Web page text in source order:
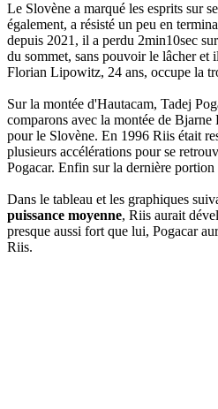
Le Slovène a marqué les esprits sur
également, a résisté un peu en
depuis 2021, il a perdu 2min10sec
du sommet, sans pouvoir le lâcher et
Florian Lipowitz, 24 ans, occupe la
Sur la montée d'Hautacam, Tadej
comparons avec la montée de
pour le Slovène. En 1996 Riis était
plusieurs accélérations pour se
Pogacar. Enfin sur la dernière
Dans le tableau et les graphiques
puissance moyenne, Riis aurait
presque aussi fort que lui, Pogacar
Riis.